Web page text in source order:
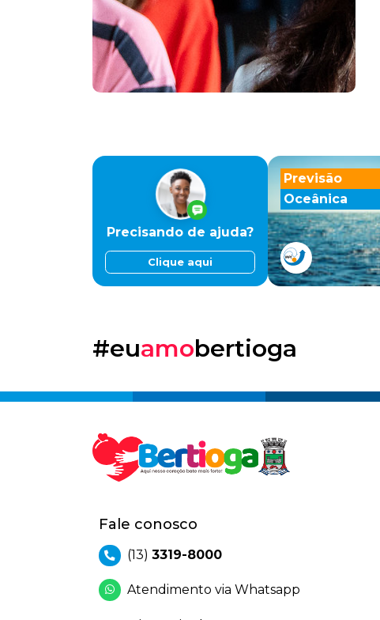
Previsão
Oceânica
Precisando de ajuda?
Clique aqui
#euamobertioga
Fale conosco
(13) 3319-8000
Atendimento via Whatsapp